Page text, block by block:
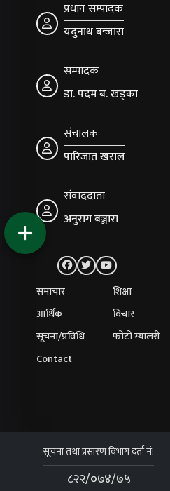
प्रधान सम्पादक
यदुनाथ बन्जारा
सम्पादक
डा. पदम ब. खड्का
संचालक
पारिजात खराल
संवाददाता
अनुराग बञ्जारा
समाचार
शिक्षा
आर्थिक
विचार
सूचना/प्रविधि
फोटो ग्यालरी
Contact
सूचना तथा प्रसारण विभाग दर्ता नं:
८२२/०७४/७५